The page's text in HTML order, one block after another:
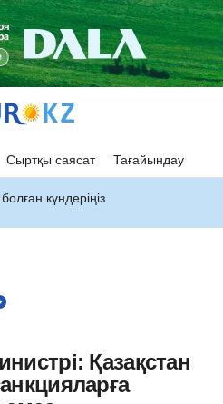
Сыртқы саясат Тағайындау
күндеріңіз
Қазақстан